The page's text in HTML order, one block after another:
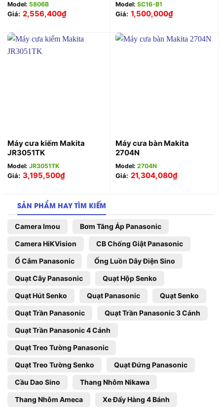
Model: 5806B
Giá: 2,556,400₫
Model: SC16-B1
Giá: 1,500,000₫
Máy cưa kiếm Makita
JR3051TK
Model: JR3051TK
Giá: 3,195,500₫
Máy cưa bàn Makita
2704N
Model: 2704N
Giá: 21,304,080₫
SẢN PHẨM HAY TÌM KIẾM
Camera Imou Bơm Tăng Áp Panasonic
Camera HiKVision CB Chống Giật Panasonic
Ổ Cắm Panasonic Ống Luồn Dây Điện Sino
Quạt Cây Panasonic Quạt Hộp Senko
Quạt Hút Senko Quạt Panasonic Quạt Senko
Quạt Trần Panasonic Quạt Trần Panasonic 3 Cánh
Quạt Trần Panasonic 4 Cánh
Quạt Treo Tường Panasonic
Quạt Treo Tường Senko Quạt Đứng Panasonic
Cầu Dao Sino Thang Nhôm Nikawa
Thang Nhôm Ameca Xe Đẩy Hàng 4 Bánh